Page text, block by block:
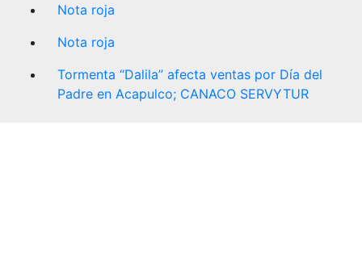
Nota roja
Nota roja
Tormenta “Dalila” afecta ventas por Día del
Padre en Acapulco; CANACO SERVYTUR